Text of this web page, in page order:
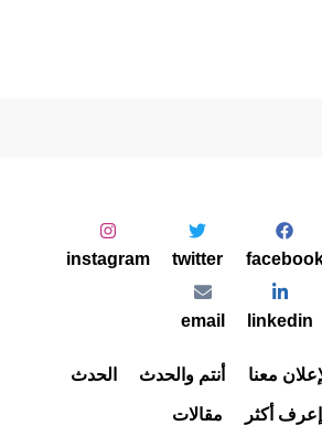
معنا أنتم والحدث
الحدث
إعرف أكثر
مقالات
twitter
instagram
linkedin
email